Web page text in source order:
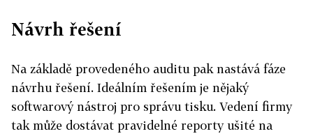
Návrh řešení
Na základě provedeného auditu pak nastává fáze
návrhu řešení. Ideálním řešením je nějaký
softwarový nástroj pro správu tisku. Vedení firmy
tak může dostávat pravidelné reporty ušité na